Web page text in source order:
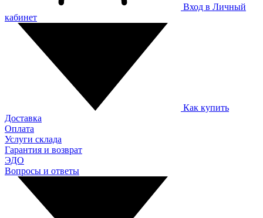
Вход в Личный
кабинет
Как купить
Доставка
Оплата
Услуги склада
Гарантия и возврат
ЭДО
Вопросы и ответы